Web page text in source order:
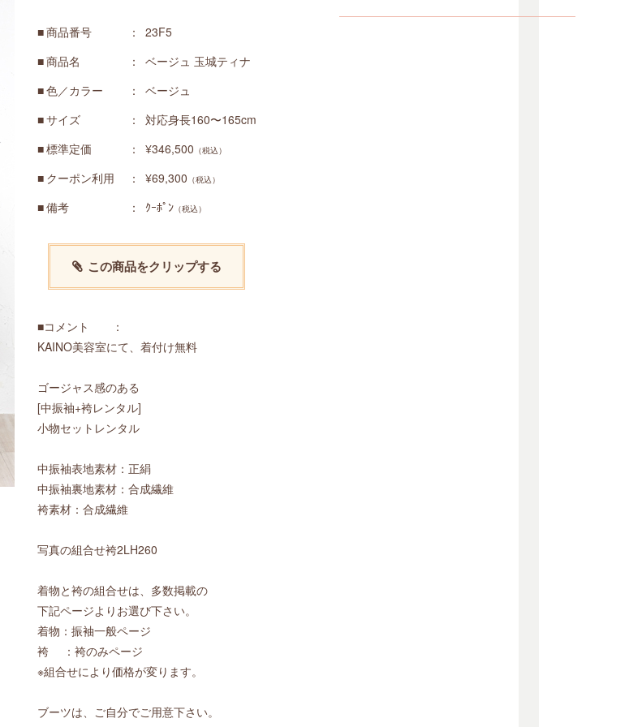
商品番号
23F5
商品名
ベージュ 玉城ティナ
色／カラー
ベージュ
サイズ
対応身長160〜165cm
標準定価
¥346,500 （税込）
クーポン利用 ¥69,300 （税込）
備考 ｸｰﾎﾟﾝ（税込）
この商品をクリップする
■コメント ：
KAINO美容室にて、着付け無料
ゴージャス感のある
[中振袖+袴レンタル]
小物セットレンタル
中振袖表地素材：正絹
中振袖裏地素材：合成繊維
袴素材：合成繊維
写真の組合せ袴2LH260
着物と袴の組合せは、多数掲載の
下記ページよりお選び下さい。
着物：振袖一般ページ
袴 ：袴のみページ
※組合せにより価格が変ります。
ブーツは、ご自分でご用意下さい。